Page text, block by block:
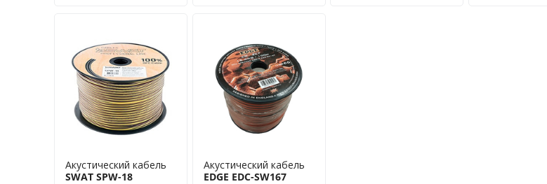
Акустический кабель
SWAT SPW-18
Акустический кабель
EDGE EDC-SW167